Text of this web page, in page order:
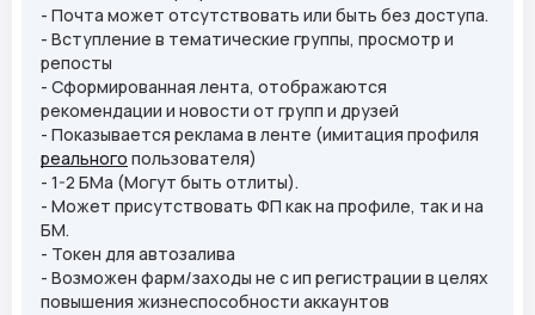
- Почта может отсутствовать или быть без доступа.
- Вступление в тематические группы, просмотр и
репосты
- Сформированная лента, отображаются
рекомендации и новости от групп и друзей
- Показывается реклама в ленте (имитация профиля
реального пользователя)
- 1-2 БМа (Могут быть отлиты).
- Может присутствовать ФП как на профиле, так и на
БМ.
- Токен для автозалива
- Возможен фарм/заходы не с ип регистрации в целях
повышения жизнеспособности аккаунтов